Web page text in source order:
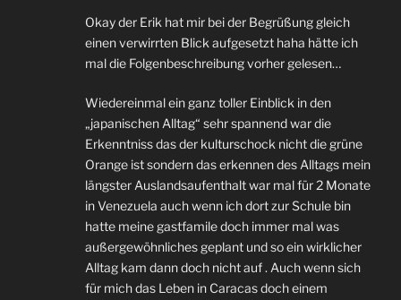
Okay der Erik hat mir bei der Begrüßung gleich
einen verwirrten Blick aufgesetzt haha hätte ich
mal die Folgenbeschreibung vorher gelesen…
Wiedereinmal ein ganz toller Einblick in den
„japanischen Alltag“ sehr spannend war die
Erkenntniss das der kulturschock nicht die grüne
Orange ist sondern das erkennen des Alltags mein
längster Auslandsaufenthalt war mal für 2 Monate
in Venezuela auch wenn ich dort zur Schule bin
hatte meine gastfamile doch immer mal was
außergewöhnliches geplant und so ein wirklicher
Alltag kam dann doch nicht auf . Auch wenn sich
für mich das Leben in Caracas doch einem